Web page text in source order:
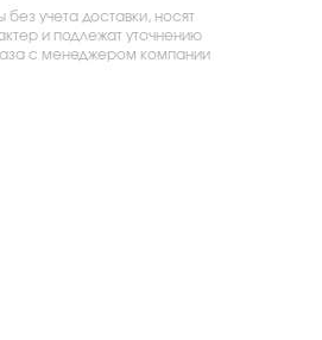
без учета доставки, носят
и подлежат уточнению
с менеджером компании